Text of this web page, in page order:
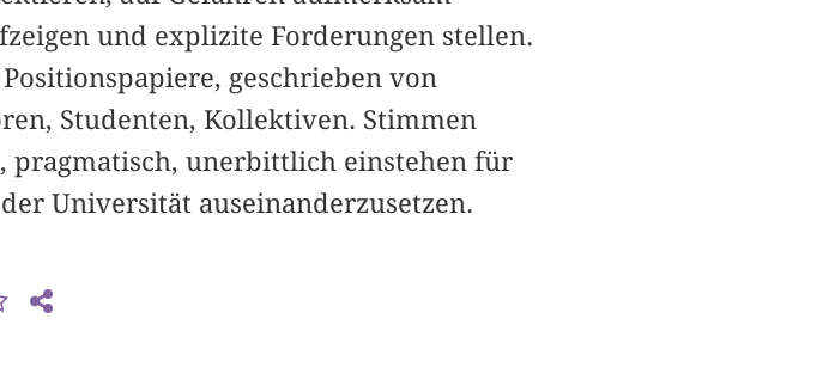
und explizite Forderungen stellen.
geschrieben von
Studenten, Kollektiven. Stimmen
unerbittlich einstehen für
Universität auseinanderzusetzen.